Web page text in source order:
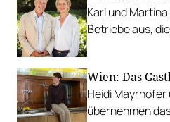
Karl und
Betriebe aus,
Wien: Das
Heidi Mayrhofer
übernehmen